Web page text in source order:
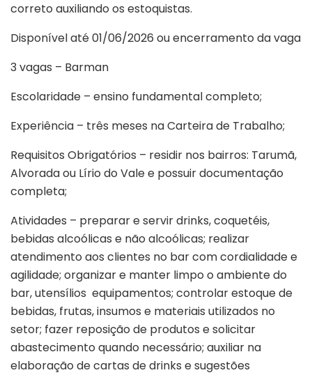
correto auxiliando os estoquistas.
Disponível até 01/06/2026 ou encerramento da vaga
3 vagas – Barman
Escolaridade – ensino fundamental completo;
Experiência – três meses na Carteira de Trabalho;
Requisitos Obrigatórios – residir nos bairros: Tarumã,
Alvorada ou Lírio do Vale e possuir documentação
completa;
Atividades – preparar e servir drinks, coquetéis,
bebidas alcoólicas e não alcoólicas; realizar
atendimento aos clientes no bar com cordialidade e
agilidade; organizar e manter limpo o ambiente do
bar, utensílios equipamentos; controlar estoque de
bebidas, frutas, insumos e materiais utilizados no
setor; fazer reposição de produtos e solicitar
abastecimento quando necessário; auxiliar na
elaboração de cartas de drinks e sugestões